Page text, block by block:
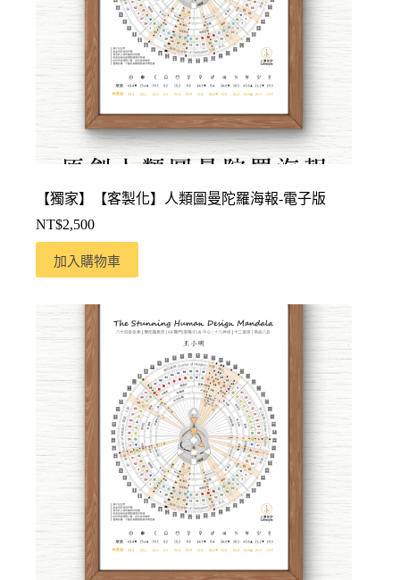
【獨家】【客製化】人類圖曼陀羅海報-電子版
NT$2,500
加入購物車